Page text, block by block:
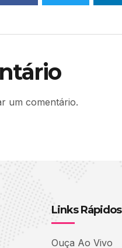
um comentário.
Links Rápidos
Ouça Ao Vivo